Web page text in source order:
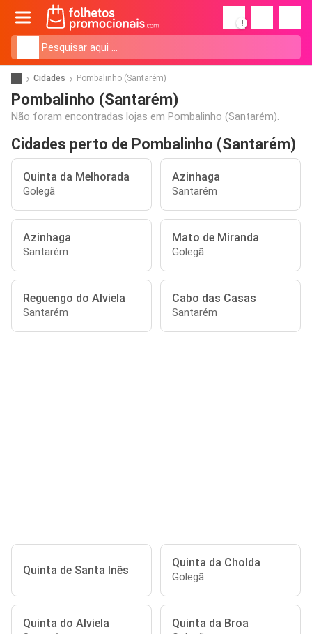
!
Cidades Pombalinho (Santarém)
Pombalinho (Santarém)
Não foram encontradas lojas em Pombalinho (Santarém).
Cidades perto de Pombalinho (Santarém)
Quinta da Melhorada
Golegã
Azinhaga
Santarém
Azinhaga
Santarém
Mato de Miranda
Golegã
Reguengo do Alviela
Santarém
Cabo das Casas
Santarém
Quinta de Santa Inês
Quinta da Cholda
Golegã
Quinta do Alviela Quinta da Broa